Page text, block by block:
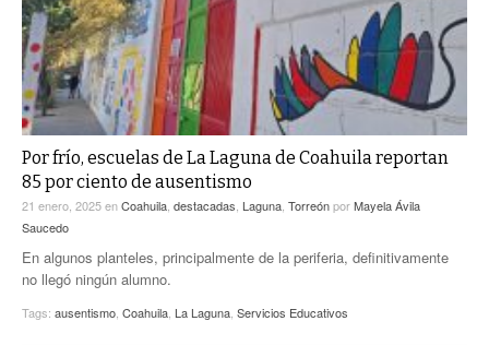
Por frío, escuelas de La Laguna de Coahuila reportan
85 por ciento de ausentismo
21 enero, 2025enCoahuila, destacadas, Laguna, TorreónporMayela Ávila
Saucedo
En algunos planteles, principalmente de la periferia, definitivamente
no llegó ningún alumno.
Tags: ausentismo, Coahuila, La Laguna, Servicios Educativos